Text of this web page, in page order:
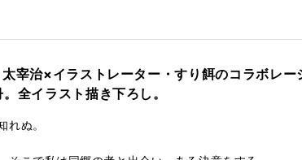
宰治×イラストレーター・すり餌のコラボレー
全イラスト描き下ろし。
れぬ。